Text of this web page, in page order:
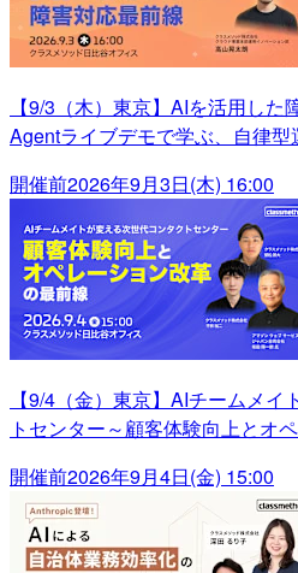
【9/3（木）東京】AIを活用し
Agentライブデモで学ぶ、自律型
開催前2026年9月3日(木) 16:00
【9/4（金）東京】AIチームメ
トセンター～顧客体験向上とオ
開催前2026年9月4日(金) 15:00